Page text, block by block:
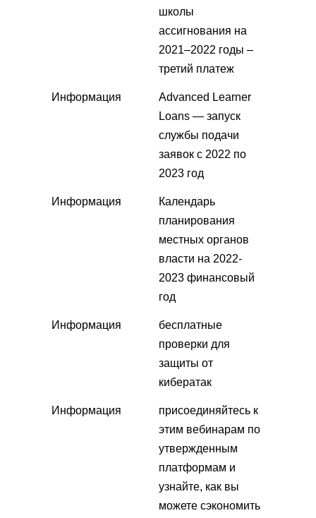
школы
ассигнования на
2021–2022 годы –
третий платеж
Информация
Advanced Learner
Loans — запуск
службы подачи
заявок с 2022 по
2023 год
Информация
Календарь
планирования
местных органов
власти на 2022-
2023 финансовый
год
Информация
бесплатные
проверки для
защиты от
кибератак
Информация
присоединяйтесь к
этим вебинарам по
утвержденным
платформам и
узнайте, как вы
можете сэкономить